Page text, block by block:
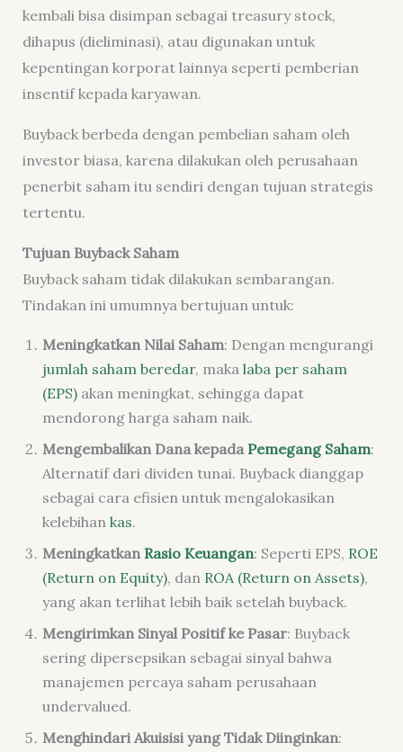
kembali bisa disimpan sebagai treasury stock,
dihapus (dieliminasi), atau digunakan untuk
kepentingan korporat lainnya seperti pemberian
insentif kepada karyawan.
Buyback berbeda dengan pembelian saham oleh
investor biasa, karena dilakukan oleh perusahaan
penerbit saham itu sendiri dengan tujuan strategis
tertentu.
Tujuan Buyback Saham
Buyback saham tidak dilakukan sembarangan.
Tindakan ini umumnya bertujuan untuk:
Meningkatkan Nilai Saham: Dengan mengurangi
jumlah saham beredar, maka laba per saham
(EPS)akan meningkat, sehingga dapat
mendorong harga saham naik.
Mengembalikan Dana kepada Pemegang Saham:
Alternatif dari dividen tunai. Buyback dianggap
sebagai cara efisien untuk mengalokasikan
kelebihan kas.
Meningkatkan Rasio Keuangan: Seperti EPS, ROE
(Return on Equity), dan ROA (Return on Assets),
yang akan terlihat lebih baik setelah buyback.
Mengirimkan Sinyal Positif ke Pasar: Buyback
sering dipersepsikan sebagai sinyal bahwa
manajemen percaya saham perusahaan
undervalued.
Menghindari Akuisisi yang Tidak Diinginkan: